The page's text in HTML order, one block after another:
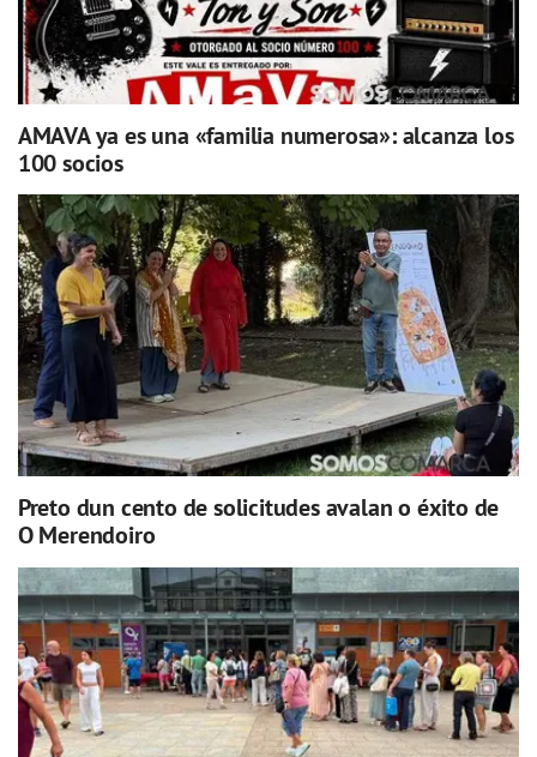
AMAVA ya es una «familia numerosa»: alcanza los
100 socios
Preto dun cento de solicitudes avalan o éxito de
O Merendoiro